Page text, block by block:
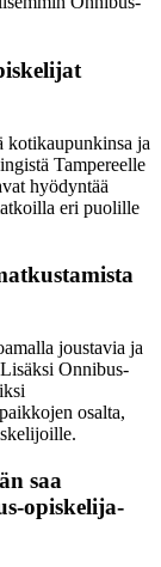
kotikaupunkinsa ja
Tampereelle
hyödyntää
eri puolille
joustavia ja
Onnibus-
osalta,
saa
opiskelija-